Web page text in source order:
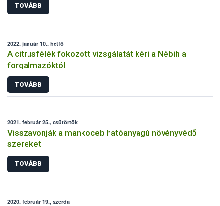
TOVÁBB
2022. január 10., hétfő
A citrusfélék fokozott vizsgálatát kéri a Nébih a
forgalmazóktól
TOVÁBB
2021. február 25., csütörtök
Visszavonják a mankoceb hatóanyagú növényvédő
szereket
TOVÁBB
2020. február 19., szerda